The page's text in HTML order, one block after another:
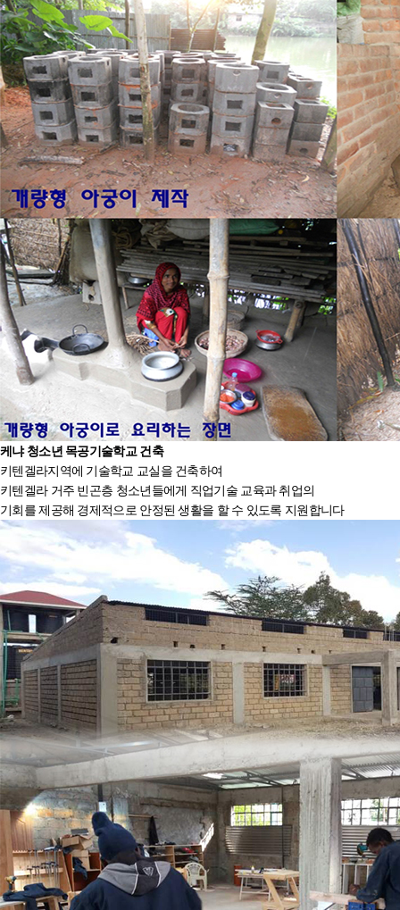
케냐청소년 목공기술학교 건축
키텐겔라지역에 기술학교 교실을 건축하여
키텐겔라 거주 빈곤층 청소년들에게 직업기술 교육과 취업의
기회를 제공해 경제적으로 안정된 생활을 할 수 있도록 지원합니다